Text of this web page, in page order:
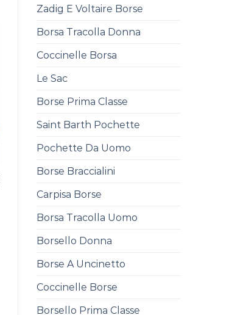
Zadig E Voltaire Borse
Borsa Tracolla Donna
Coccinelle Borsa
Le Sac
Borse Prima Classe
Saint Barth Pochette
Pochette Da Uomo
Borse Braccialini
Carpisa Borse
Borsa Tracolla Uomo
Borsello Donna
Borse A Uncinetto
Coccinelle Borse
Borsello Prima Classe